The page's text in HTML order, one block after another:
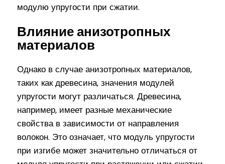
модулю упругости при сжатии.
Влияние анизотропных
материалов
Однако в случае анизотропных материалов,
таких как древесина, значения модулей
упругости могут различаться. Древесина,
например, имеет разные механические
свойства в зависимости от направления
волокон. Это означает, что модуль упругости
при изгибе может значительно отличаться от